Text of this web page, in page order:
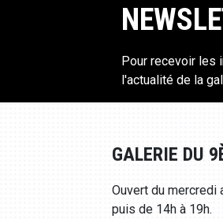
Pour recevoir les
l'actualité de la
GALERIE DU
Ouvert du mercredi
puis de 14h à 19h.